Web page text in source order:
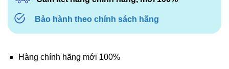
Bảo hành theo chính sách hãng
Hàng chính hãng mới 100%